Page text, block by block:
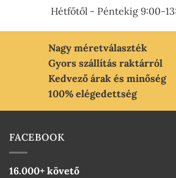
Hétfőtől - Péntekig 9:00-
Nagy méretválaszték
Gyors szállítás raktárról
Kedvező árak és minőség
100% elégedettség
FACEBOOK
16.000+ követő